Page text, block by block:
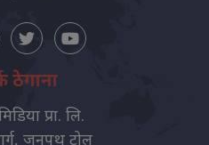
ठेगाना
प्रा. लि.
जनपथ टोल